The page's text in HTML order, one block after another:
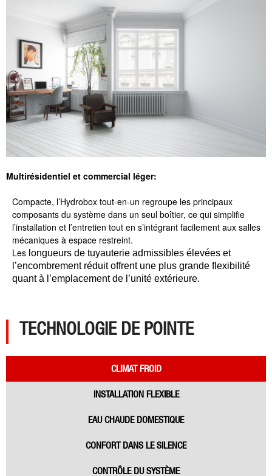
Multirésidentiel et commercial léger:
Compacte, l’Hydrobox tout-en-un regroupe les principaux
composants du système dans un seul boîtier, ce qui simplifie
l’installation et l’entretien tout en s’intégrant facilement aux salles
mécaniques à espace restreint.
Les longueurs de tuyauterie admissibles élevées et
l’encombrement réduit offrent une plus grande flexibilité
quant à l’emplacement de l’unité extérieure.
TECHNOLOGIE DE POINTE
CLIMAT FROID
INSTALLATION FLEXIBLE
EAU CHAUDE DOMESTIQUE
CONFORT DANS LE SILENCE
CONTRÔLE DU SYSTÈME